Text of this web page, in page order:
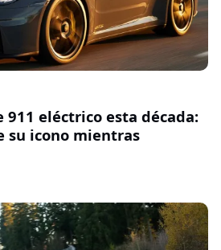
911 eléctrico esta década:
icono mientras